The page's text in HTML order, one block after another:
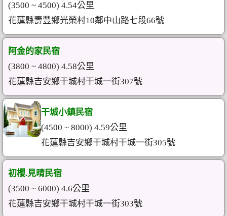
(3500 ~ 4500) 4.54公里
花蓮縣壽豐鄉光榮村10鄰中山路七段66號
阿金的家民宿
(3800 ~ 4800) 4.58公里
花蓮縣吉安鄉干城村干城一街307號
干城小鎮民宿
(4500 ~ 8000) 4.59公里
花蓮縣吉安鄉干城村干城一街305號
初櫻.見晴民宿
(3500 ~ 6000) 4.6公里
花蓮縣吉安鄉干城村干城一街303號